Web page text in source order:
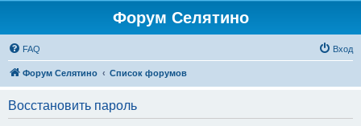
Форум Селятино
FAQ Вход
Форум Селятино Список форумов
Восстановить пароль